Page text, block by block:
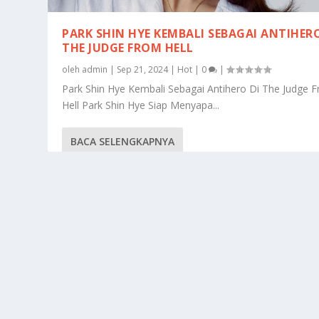
PARK SHIN HYE KEMBALI SEBAGAI
THE JUDGE FROM HELL
oleh admin | Sep 21, 2024| Hot | 0 |
Park Shin Hye Kembali Sebagai Antihero Di The Judge
Hell Park Shin Hye Siap Menyapa...
BACA SELENGKAPNYA